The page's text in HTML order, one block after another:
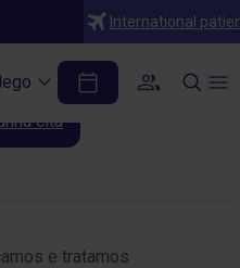
International
cita
e tratamos